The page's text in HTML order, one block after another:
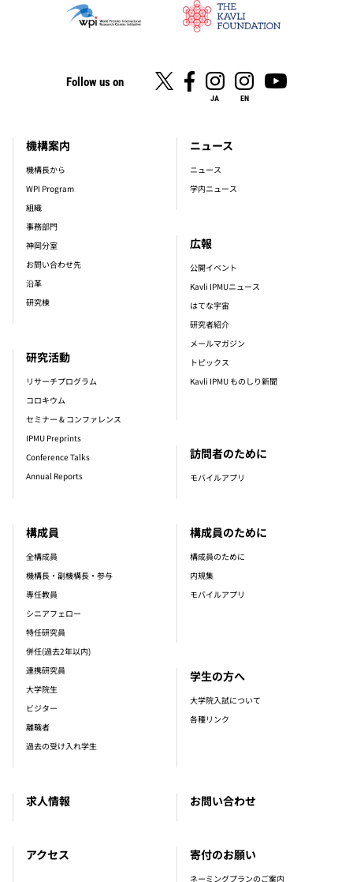
Follow us on
JA EN
footer_main_menu
機構案内
機構長から
WPI Program
組織
事務部門
神岡分室
お問い合わせ先
沿革
研究棟
構成員
全構成員
機構長・副機構長・参与
専任教員
シニアフェロー
特任研究員
併任(過去2年以内)
連携研究員
大学院生
ビジター
離職者
過去の受け入れ学生
研究活動
リサーチプログラム
コロキウム
セミナー & コンファレンス
IPMU Preprints
Conference Talks
Annual Reports
ニュース
ニュース
学内ニュース
広報
公開イベント
Kavli IPMUニュース
はてな宇宙
研究者紹介
メールマガジン
トピックス
Kavli IPMU ものしり新聞
求人情報
訪問者のために
モバイルアプリ
構成員のために
構成員のために
内規集
モバイルアプリ
学生の方へ
大学院入試について
各種リンク
アクセス
お問い合わせ
寄付のお願い
ネーミングプランのご案内